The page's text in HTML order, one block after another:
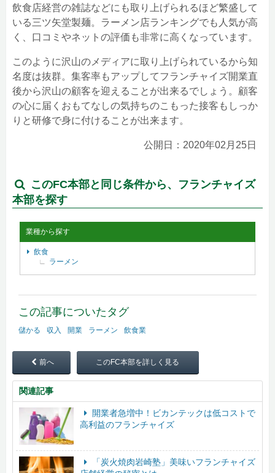
飲食店経営の雑誌などにも取り上げられるほど繁盛して
いる三ツ矢堂製麺。ラーメン店ランキングでも人気が高
く、口コミやネットの評価も非常に高くなっています。
このように沢山のメディアに取り上げられているから知
名度は抜群。集客率もアップしてフランチャイズ開業直
後から沢山の顧客を迎えることが出来るでしょう。顧客
の心に届くおもてなしの気持ちのこもった接客もしっか
りと研修で身に付けることが出来ます。
公開日：2020年02月25日
このFC本部と同じ条件から、フランチャイズ
本部を探す
業種から探す
飲食
ラーメン
この記事についたタグ
儲かる 収入 開業 ラーメン 飲食業
前へ このFC本部を詳しく見る
関連記事
開業者急増中！ビカンテックは低コストで
高利益のフランチャイズ
「炭火焼肉岩崎塾」美味いフランチャイズ